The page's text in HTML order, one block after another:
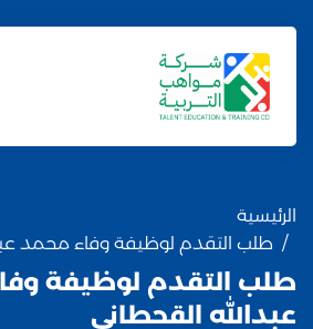
الرئيسية
طلب التقدم لوظيفة وفاء محمد
طلب التقدم لوظيفة
عبدالله القحطاني